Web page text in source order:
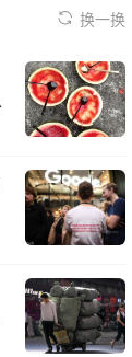
换一换